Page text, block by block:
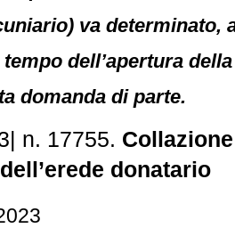
va determinato,
dell’apertura
domanda di parte.
| n. 17755.
donatario